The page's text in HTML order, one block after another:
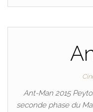
Ant-Man 2015
seconde phase du